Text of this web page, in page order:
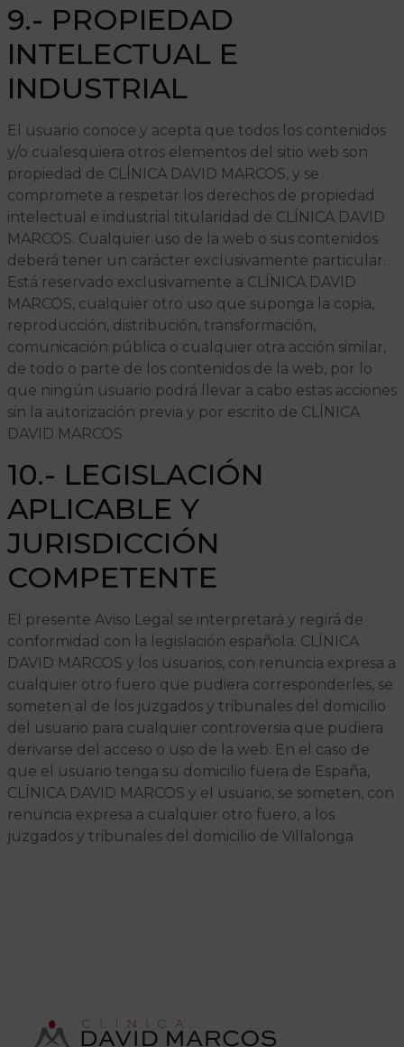
9.- PROPIEDAD
INTELECTUAL E
INDUSTRIAL
El usuario conoce y acepta que todos los contenidos
y/o cualesquiera otros elementos del sitio web son
propiedad de CLÍNICA DAVID MARCOS, y se
compromete a respetar los derechos de propiedad
intelectual e industrial titularidad de CLÍNICA DAVID
MARCOS. Cualquier uso de la web o sus contenidos
deberá tener un carácter exclusivamente particular.
Está reservado exclusivamente a CLÍNICA DAVID
MARCOS, cualquier otro uso que suponga la copia,
reproducción, distribución, transformación,
comunicación pública o cualquier otra acción similar,
de todo o parte de los contenidos de la web, por lo
que ningún usuario podrá llevar a cabo estas acciones
sin la autorización previa y por escrito de CLÍNICA
DAVID MARCOS
10.- LEGISLACIÓN
APLICABLE Y
JURISDICCIÓN
COMPETENTE
El presente Aviso Legal se interpretará y regirá de
conformidad con la legislación española. CLÍNICA
DAVID MARCOS y los usuarios, con renuncia expresa a
cualquier otro fuero que pudiera corresponderles, se
someten al de los juzgados y tribunales del domicilio
del usuario para cualquier controversia que pudiera
derivarse del acceso o uso de la web. En el caso de
que el usuario tenga su domicilio fuera de España,
CLÍNICA DAVID MARCOS y el usuario, se someten, con
renuncia expresa a cualquier otro fuero, a los
juzgados y tribunales del domicilio de Villalonga